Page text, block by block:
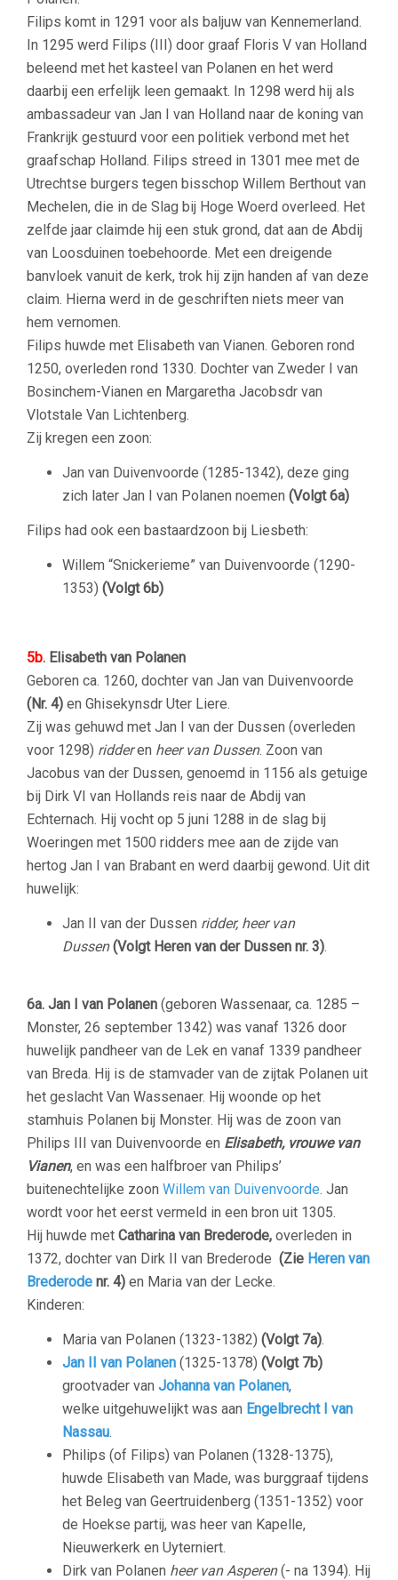
Filips komt in 1291 voor als baljuw van Kennemerland.
In 1295 werd Filips (III) door graaf Floris V van Holland
beleend met het kasteel van Polanen en het werd
daarbij een erfelijk leen gemaakt. In 1298 werd hij als
ambassadeur van Jan I van Holland naar de koning van
Frankrijk gestuurd voor een politiek verbond met het
graafschap Holland. Filips streed in 1301 mee met de
Utrechtse burgers tegen bisschop Willem Berthout van
Mechelen, die in de Slag bij Hoge Woerd overleed. Het
zelfde jaar claimde hij een stuk grond, dat aan de Abdij
van Loosduinen toebehoorde. Met een dreigende
banvloek vanuit de kerk, trok hij zijn handen af van deze
claim. Hierna werd in de geschriften niets meer van
hem vernomen.
Filips huwde met Elisabeth van Vianen. Geboren rond
1250, overleden rond 1330. Dochter van Zweder I van
Bosinchem-Vianen en Margaretha Jacobsdr van
Vlotstale Van Lichtenberg.
Zij kregen een zoon:
Jan van Duivenvoorde (1285-1342), deze ging
zich later Jan I van Polanen noemen (Volgt 6a)
Filips had ook een bastaardzoon bij Liesbeth:
Willem “Snickerieme” van Duivenvoorde (1290-
1353) (Volgt 6b)
5b. Elisabeth van Polanen
Geboren ca. 1260, dochter van Jan van Duivenvoorde
(Nr. 4) en Ghisekynsdr Uter Liere.
Zij was gehuwd met Jan I van der Dussen (overleden
voor 1298) ridderen heer van Dussen. Zoon van
Jacobus van der Dussen, genoemd in 1156 als getuige
bij Dirk VI van Hollands reis naar de Abdij van
Echternach. Hij vocht op 5 juni 1288 in de slag bij
Woeringen met 1500 ridders mee aan de zijde van
hertog Jan I van Brabant en werd daarbij gewond. Uit dit
huwelijk:
Jan II van der Dussen ridder, heer van
Dussen(Volgt Heren van der Dussen nr. 3).
6a. Jan I van Polanen (geboren Wassenaar, ca. 1285 –
Monster, 26 september 1342) was vanaf 1326 door
huwelijk pandheer van de Lek en vanaf 1339 pandheer
van Breda. Hij is de stamvader van de zijtak Polanen uit
het geslacht Van Wassenaer. Hij woonde op het
stamhuis Polanen bij Monster. Hij was de zoon van
Philips III van Duivenvoorde en Elisabeth, vrouwe van
Vianen, en was een halfbroer van Philips’
buitenechtelijke zoon Willem van Duivenvoorde. Jan
wordt voor het eerst vermeld in een bron uit 1305.
Hij huwde met Catharina van Brederode, overleden in
1372, dochter van Dirk II van Brederode (Zie Heren van
Brederode nr. 4) en Maria van der Lecke.
Kinderen:
Maria van Polanen (1323-1382) (Volgt 7a).
Jan II van Polanen (1325-1378) (Volgt 7b)
grootvader van Johanna van Polanen,
welke uitgehuwelijkt was aan Engelbrecht I van
Nassau.
Philips (of Filips) van Polanen (1328-1375),
huwde Elisabeth van Made, was burggraaf tijdens
het Beleg van Geertruidenberg (1351-1352) voor
de Hoekse partij, was heer van Kapelle,
Nieuwerkerk en Uyterniert.
Dirk van Polanen heer van Asperen(- na 1394). Hij